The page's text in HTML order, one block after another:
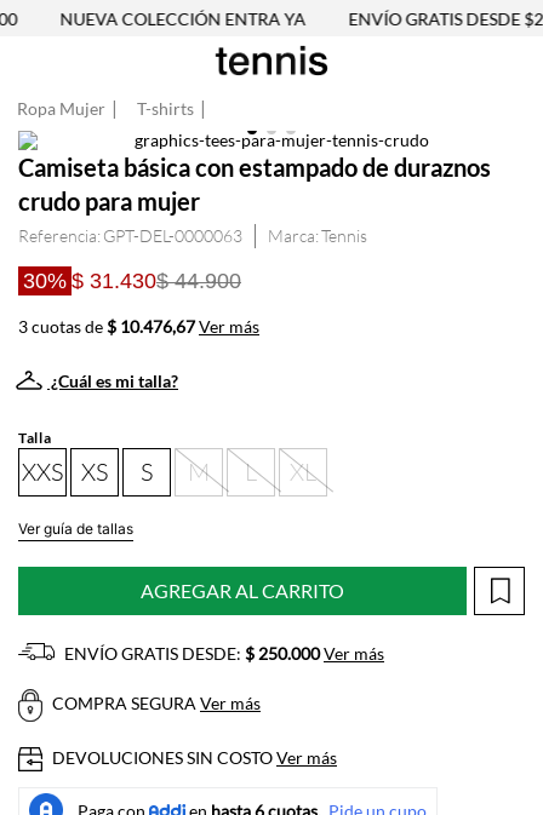
NUEVA COLECCIÓN ENTRA YA ENVÍO GRATIS DESDE
Ropa Mujer T-shirts
Camiseta básica con estampado de duraznos
crudo para mujer
Referencia: GPT-DEL-0000063 Tennis
30% $ 31.430$ 44.900
3 cuotas de$ 10.476,67Ver más
¿Cuál es mi talla?
Talla
XXS XS S M L XL
Ver guía de tallas
AGREGAR AL CARRITO
ENVÍO GRATIS DESDE: $ 250.000Ver más
COMPRA SEGURA Ver más
DEVOLUCIONES SIN COSTOVer más